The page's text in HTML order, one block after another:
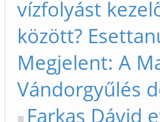
vízfolyást
között?
Megjelent: A
Vándorgyűlés
Farkas Dávid